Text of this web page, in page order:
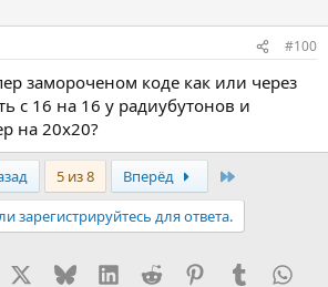
- это бинарные данные картинки, а
#100
замороченом коде как или через
с 16 на 16 у радиубутонов и
на 20х20?
5 из 8 Вперёд
зарегистрируйтесь для ответа.
FacebookX (Twitter)
BlueskyLinkedInReddit PinterestTumblr